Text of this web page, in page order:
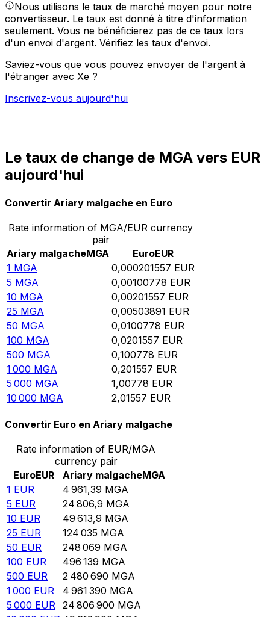
Nous utilisons le taux de marché moyen pour notre
convertisseur. Le taux est donné à titre d'information
seulement. Vous ne bénéficierez pas de ce taux lors
d'un envoi d'argent. Vérifiez les taux d'envoi.
Saviez-vous que vous pouvez envoyer de l'argent à
l'étranger avec Xe ?
Inscrivez-vous aujourd'hui
Le taux de change de MGA vers EUR
aujourd'hui
Convertir Ariary malgache en Euro
Rate information of MGA/EUR currency
pair
Ariary malgacheMGA EuroEUR
1 MGA 0,000201557 EUR
5 MGA 0,00100778 EUR
10 MGA 0,00201557 EUR
25 MGA 0,00503891 EUR
50 MGA 0,0100778 EUR
100 MGA 0,0201557 EUR
500 MGA 0,100778 EUR
1 000 MGA 0,201557 EUR
5 000 MGA 1,00778 EUR
10 000 MGA 2,01557 EUR
Convertir Euro en Ariary malgache
Rate information of EUR/MGA
currency pair
EuroEUR Ariary malgacheMGA
1 EUR 4 961,39 MGA
5 EUR 24 806,9 MGA
10 EUR 49 613,9 MGA
25 EUR 124 035 MGA
50 EUR 248 069 MGA
100 EUR 496 139 MGA
500 EUR 2 480 690 MGA
1 000 EUR 4 961 390 MGA
5 000 EUR 24 806 900 MGA